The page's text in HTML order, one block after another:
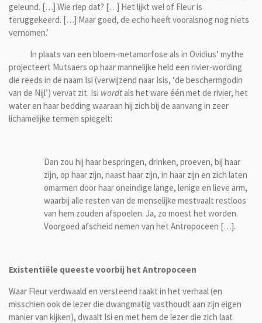
geleund. […] Wie riep dat? […] Het lijkt wel of Fleur is
teruggekeerd. […] Maar goed, de echo heeft vooralsnog nog niets
vernomen.’
In plaats van een bloem-metamorfose als in Ovidius’ mythe
projecteert Mutsaers op haar mannelijke held een rivier-wording
die reeds in de naam Isi (verwijzend naar Isis, ‘de beschermgodin
van de Nijl’) vervat zit. Isi wordt als het ware één met de rivier, het
water en haar bedding waaraan hij zich bij de aanvang in zeer
lichamelijke termen spiegelt:
Dan zou hij haar bespringen, drinken, proeven, bij haar
zijn, op haar zijn, naast haar zijn, in haar zijn en zich laten
omarmen door haar oneindige lange, lenige en lieve arm,
waarbij alle resten van de menselijke mestvaalt restloos
van hem zouden afspoelen. Ja, zo moest het worden.
Voorgoed afscheid nemen van het Antropoceen […].
Existentiële queeste voorbij het Antropoceen
Waar Fleur verdwaald en versteend raakt in het verhaal (en
misschien ook de lezer die dwangmatig vasthoudt aan zijn eigen
manier van kijken), dwaalt Isi en met hem de lezer die zich laat